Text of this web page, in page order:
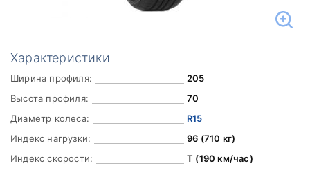
Характеристики
Ширина профиля:
205
Высота профиля:
70
Диаметр колеса:
R15
Индекс нагрузки:
96 (710 кг)
Индекс скорости:
T (190 км/час)